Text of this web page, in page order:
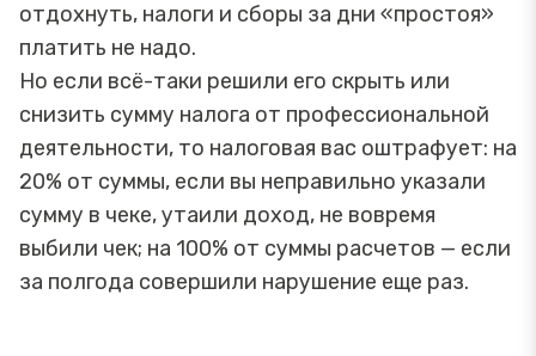
отдохнуть, налоги и сборы за дни «простоя»
платить не надо.
Но если всё-таки решили его скрыть или
снизить сумму налога от профессиональной
деятельности, то налоговая вас оштрафует: на
20% от суммы, если вы неправильно указали
сумму в чеке, утаили доход, не вовремя
выбили чек; на 100% от суммы расчетов — если
за полгода совершили нарушение еще раз.